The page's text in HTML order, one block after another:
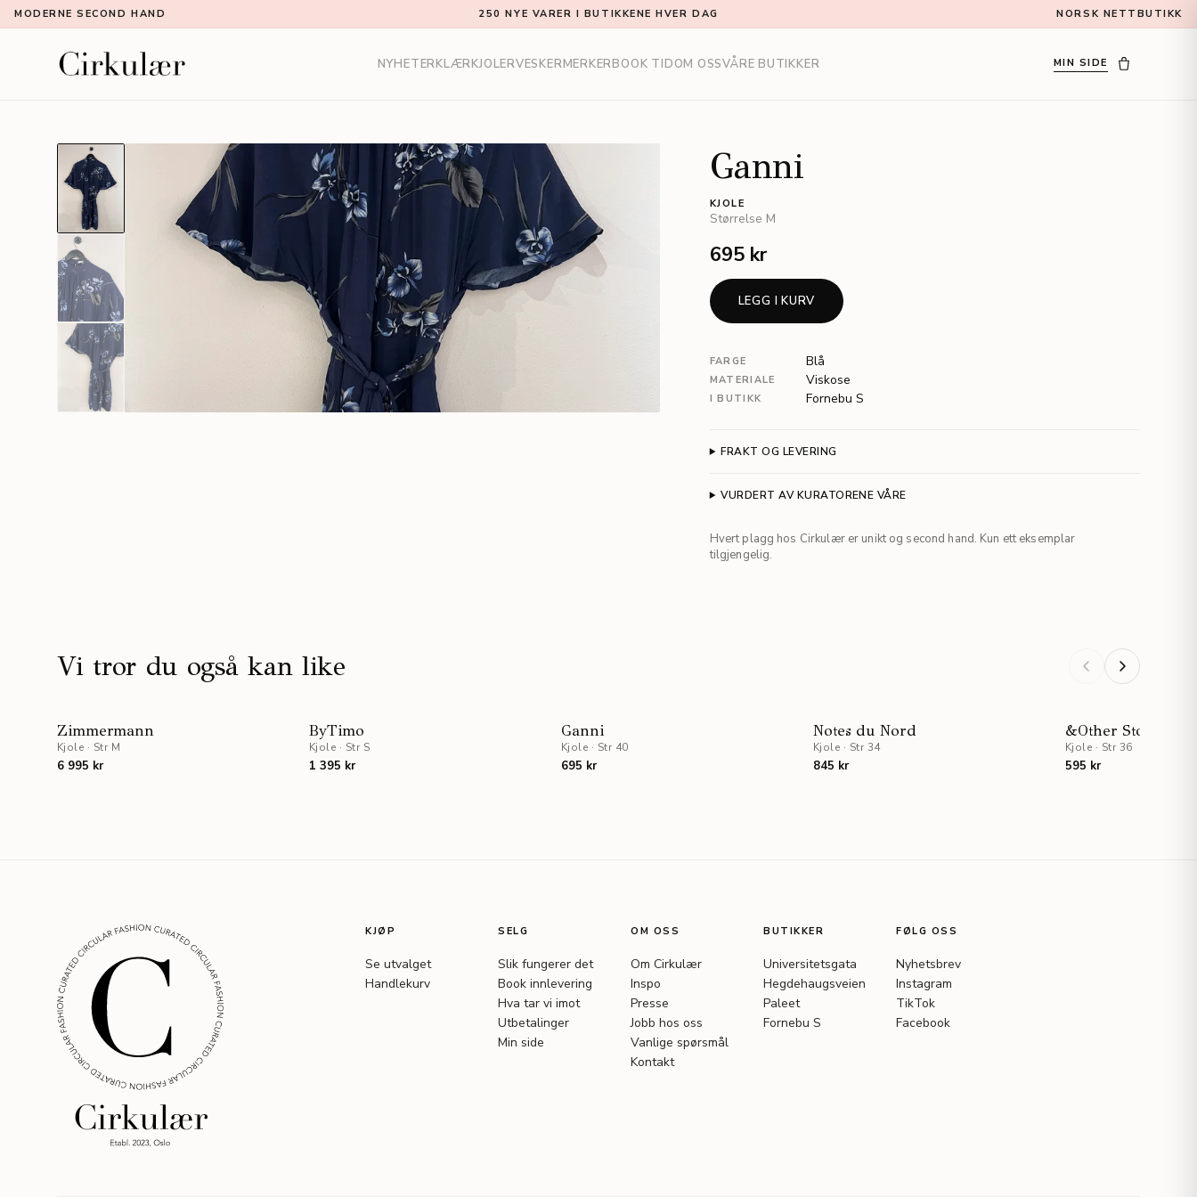
MODERNE SECOND HAND 250 NYE VARER I BUTIKKENE HVER DAG NORSK NETTBUTIKK
NYHETERKLÆRKJOLERVESKERMERKERBOOK TIDOM OSSVÅRE BUTIKKER MIN SIDE
Ganni
KJOLE
Størrelse M
695 kr
LEGG I KURV
FARGE Blå
MATERIALE Viskose
I BUTIKK Fornebu S
FRAKT OG LEVERING
VURDERT AV KURATORENE VÅRE
Hvert plagg hos Cirkulær er unikt og second hand. Kun ett eksemplar
tilgjengelig.
Vi tror du også kan like
Zimmermann
Kjole · Str M
6 995 kr
ByTimo
Kjole · Str S
1 395 kr
Ganni
Kjole · Str 40
695 kr
Notes du Nord
Kjole · Str 34
845 kr
&Other Stories
Kjole · Str 36
595 kr
KJØP
Se utvalget
Handlekurv
SELG
Slik fungerer det
Book innlevering
Hva tar vi imot
Utbetalinger
Min side
OM OSS
Om Cirkulær
Inspo
Presse
Jobb hos oss
Vanlige spørsmål
Kontakt
BUTIKKER
Universitetsgata
Hegdehaugsveien
Paleet
Fornebu S
FØLG OSS
Nyhetsbrev
Instagram
TikTok
Facebook